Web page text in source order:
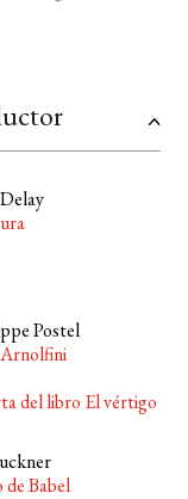
Postel
Babel